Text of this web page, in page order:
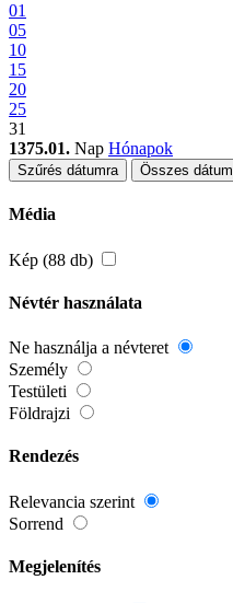
01
05
10
15
20
25
31
1375.01. Nap Hónapok
Szűrés dátumra Összes dátum
Média
Kép (88 db)
Névtér használata
Ne használja a névteret
Személy
Testületi
Földrajzi
Rendezés
Relevancia szerint
Sorrend
Megjelenítés